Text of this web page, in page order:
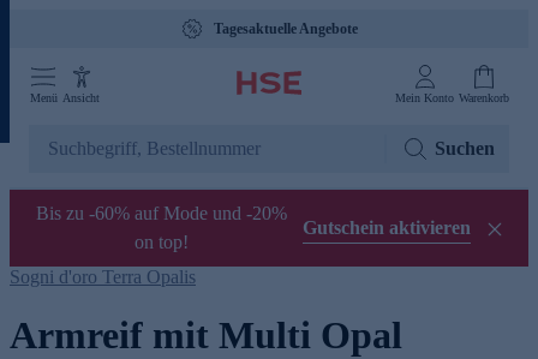
Tagesaktuelle Angebote
Menü Ansicht Mein Konto Warenkorb
Suchen
Bis zu -60% auf Mode und -20%
on top!
Gutschein aktivieren
Sogni d'oro Terra Opalis
Armreif mit Multi Opal